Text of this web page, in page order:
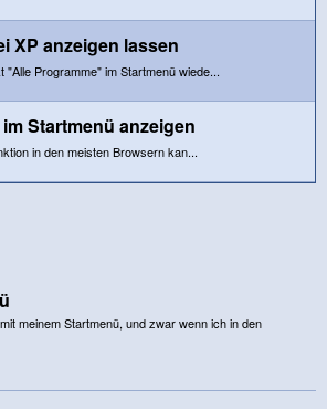
XP anzeigen lassen
"Alle Programme" im Startmenü wiede...
Startmenü anzeigen
in den meisten Browsern kan...
meinem Startmenü, und zwar wenn ich in den